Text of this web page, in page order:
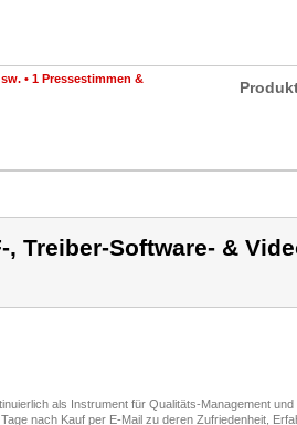
• 1 Pressestimmen &
Treiber-Software- &
als Instrument für Qualitäts-Management und
nach Kauf per E-Mail zu deren Zufriedenheit,